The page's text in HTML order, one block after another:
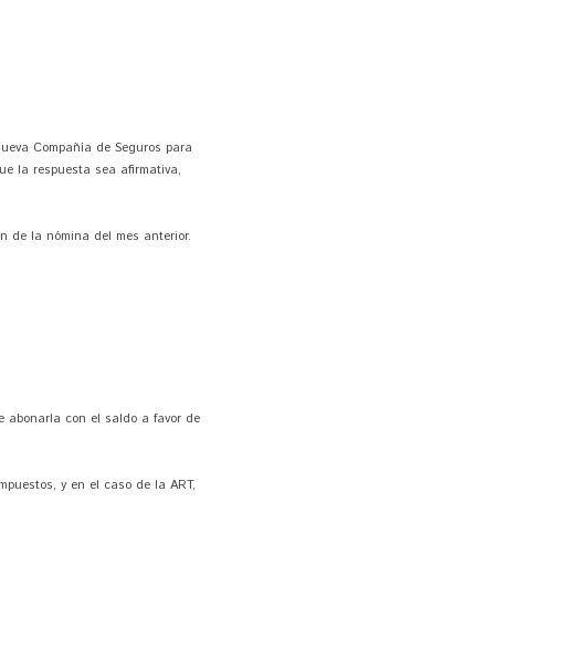
Compañía de Seguros para
la respuesta sea afirmativa,
de la nómina del mes anterior.
abonarla con el saldo a favor de
y en el caso de la ART,